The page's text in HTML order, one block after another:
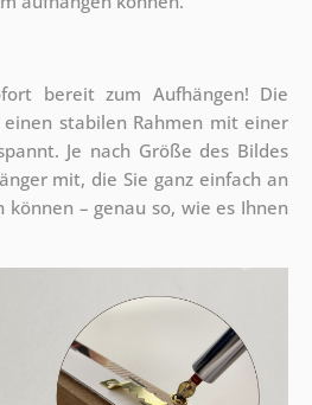
bereit zum Aufhängen! Die
stabilen Rahmen mit einer
Je nach Größe des Bildes
mit, die Sie ganz einfach an
können – genau so, wie es Ihnen